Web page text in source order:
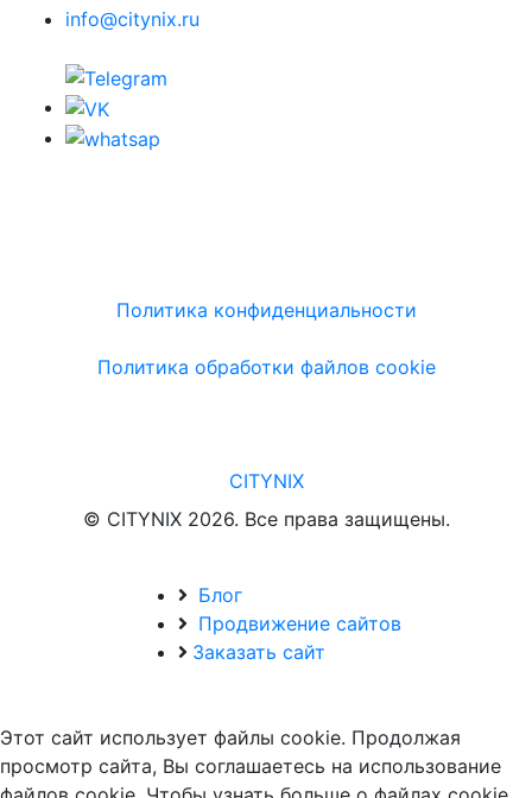
info@citynix.ru
Политика конфиденциальности
Политика обработки файлов cookie
CITYNIX
© CITYNIX 2026. Все права защищены.
Блог
Продвижение сайтов
Заказать сайт
Этот сайт использует файлы cookie. Продолжая
просмотр сайта, Вы соглашаетесь на использование